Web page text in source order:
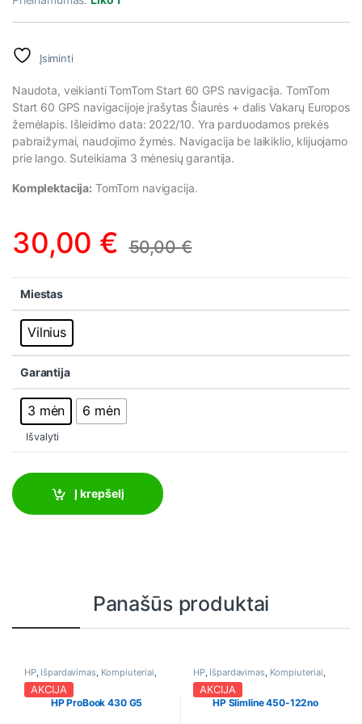
Įsiminti
Naudota, veikianti TomTom Start 60 GPS navigacija. TomTom
Start 60 GPS navigacijoje įrašytas Šiaurės + dalis Vakarų Europos
žemėlapis. Išleidimo data: 2022/10. Yra parduodamos prekės
pabraižymai, naudojimo žymės. Navigacija be laikiklio, klijuojamo
prie lango. Suteikiama 3 mėnesių garantija.
Komplektacija: TomTom navigacija.
30,00 € 50,00€
Miestas
Vilnius
Garantija
3 mėn 6 mėn
Išvalyti
Į krepšelį
Panašūs produktai
HP, Išpardavimas, Kompiuteriai,
Nešiojami kompiuteriai
AKCIJA
HP ProBook 430 G5
HP, Išpardavimas, Kompiuteriai,
Stacionarūs kompiuteriai
AKCIJA
HP Slimline 450-122no